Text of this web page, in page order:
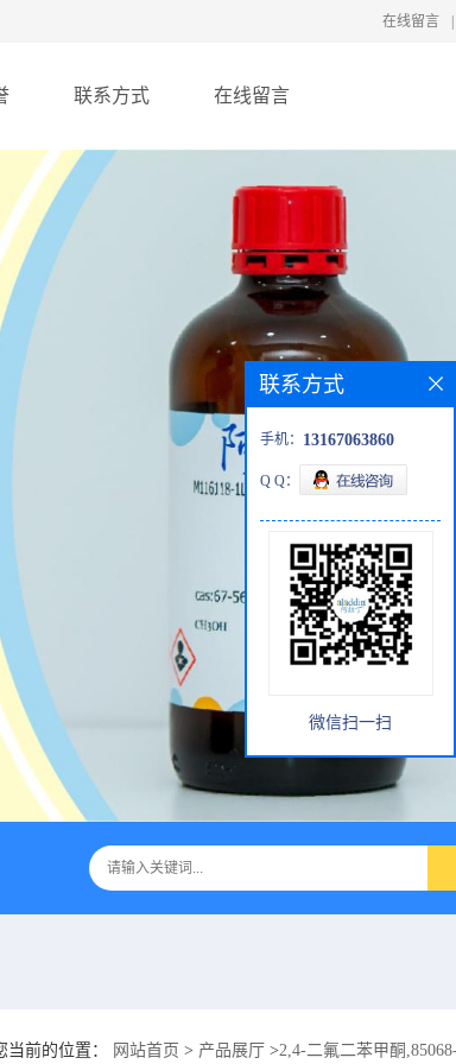
在线留言
联系方式 在线留言
当前的位置： 网站首页 > 产品展厅 >2,4-二氟二苯甲酮
联系方式
手机： 13167063860
Q Q：
微信扫一扫